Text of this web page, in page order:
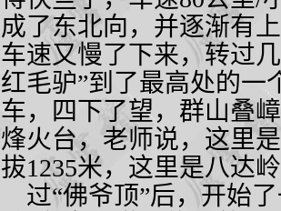
成了东北向，并逐渐有
车速又慢了下来，转过
红毛驴”到了最高处的一
车，四下了望，群山叠
烽火台，老师说，这里
拔1235米，这里是八达
过“佛爷顶”后，开始